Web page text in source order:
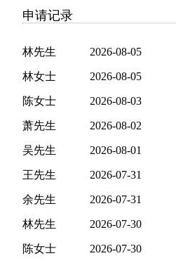
申请记录
林先生 2026-08-05
林女士 2026-08-05
陈女士 2026-08-03
萧先生 2026-08-02
吴先生 2026-08-01
王先生 2026-07-31
余先生 2026-07-31
林先生 2026-07-30
陈女士 2026-07-30